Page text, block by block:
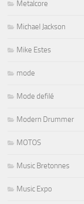
Metalcore
Michael Jackson
Mike Estes
mode
Mode defilé
Modern Drummer
MOTOS
Music Bretonnes
Music Expo